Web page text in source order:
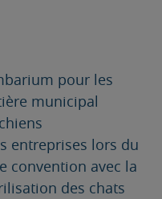
pour les
municipal
entreprises lors du
convention avec la
des chats